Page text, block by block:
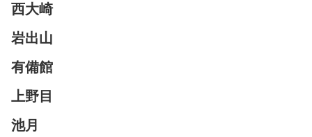
西大崎
岩出山
有備館
上野目
池月